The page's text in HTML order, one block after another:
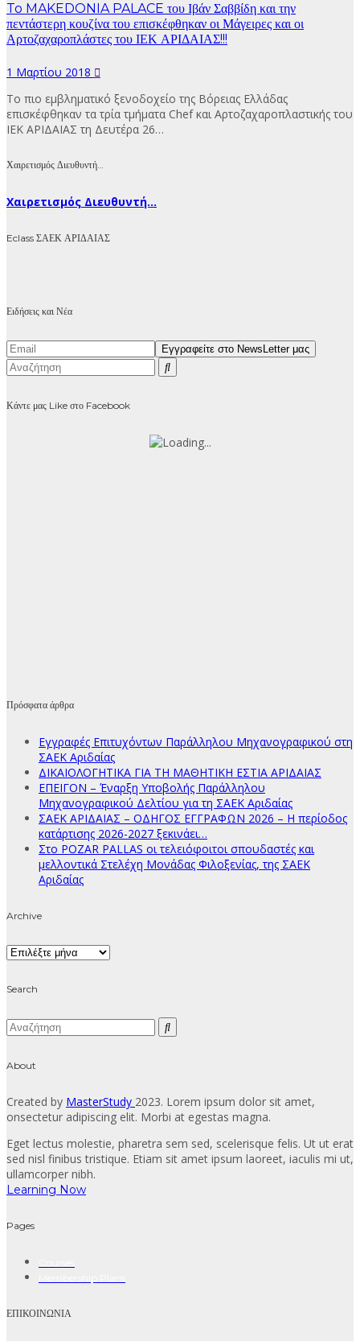
To MAKEDONIA PALACE του Ιβάν Σαββίδη και την
πεντάστερη κουζίνα του επισκέφθηκαν οι Μάγειρες και οι
Αρτοζαχαροπλάστες του ΙΕΚ ΑΡΙΔΑΙΑΣ!!!
1 Μαρτίου 2018
Το πιο εμβληματικό ξενοδοχείο της Βόρειας Ελλάδας
επισκέφθηκαν τα τρία τμήματα Chef και Αρτοζαχαροπλαστικής του
ΙΕΚ ΑΡΙΔΑΙΑΣ τη Δευτέρα 26…
Χαιρετισμός Διευθυντή…
Χαιρετισμός Διευθυντή...
Eclass ΣΑΕΚ ΑΡΙΔΑΙΑΣ
Ειδήσεις και Νέα
Κάντε μας Like στο Facebook
Πρόσφατα άρθρα
Εγγραφές Επιτυχόντων Παράλληλου Μηχανογραφικού στη
ΣΑΕΚ Αριδαίας
ΔΙΚΑΙΟΛΟΓΗΤΙΚΑ ΓΙΑ ΤΗ ΜΑΘΗΤΙΚΗ ΕΣΤΙΑ ΑΡΙΔΑΙΑΣ
ΕΠΕΙΓΟΝ – Έναρξη Υποβολής Παράλληλου
Μηχανογραφικού Δελτίου για τη ΣΑΕΚ Αριδαίας
ΣΑΕΚ ΑΡΙΔΑΙΑΣ – ΟΔΗΓΟΣ ΕΓΓΡΑΦΩΝ 2026 – Η περίοδος
κατάρτισης 2026-2027 ξεκινάει…
Στο POZAR PALLAS οι τελειόφοιτοι σπουδαστές και
μελλοντικά Στελέχη Μονάδας Φιλοξενίας, της ΣΑΕΚ
Αριδαίας
Archive
Archive
Search
About
Created by MasterStudy 2023. Lorem ipsum dolor sit amet,
onsectetur adipiscing elit. Morbi at egestas magna.
Eget lectus molestie, pharetra sem sed, scelerisque felis. Ut ut erat
sed nisl finibus tristique. Etiam sit amet ipsum laoreet, iaculis mi ut,
ullamcorper nibh.
Learning Now
Pages
ΕΠΙΚΟΙΝΩΝΙΑ